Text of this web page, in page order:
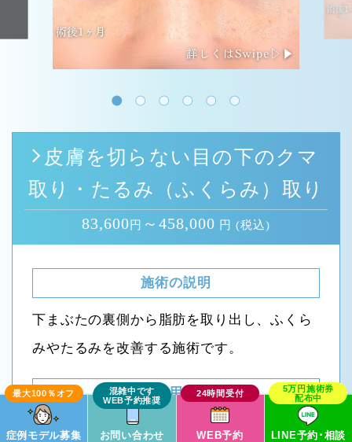
皮膚を切らない目の下のクマ
取り・たるみ（ふくらみ）取り
83,600円 ～458,000 円 (税込)
施術の説明
下まぶたの裏側から脂肪を取り出し、ふくら
みやたるみを改善する施術です。
施術の副作用（リスク）
腫れ・内出血：1～2週間程度
症例モデル募集 お問い合わせ WEB予約 LINE予約･相談